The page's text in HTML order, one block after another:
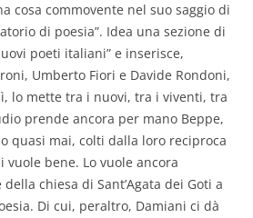
cosa commovente nel suo saggio di
di poesia”. Idea una sezione di
poeti italiani” e inserisce,
Umberto Fiori e Davide Rondoni,
lo mette tra i nuovi, tra i viventi, tra
prende ancora per mano Beppe,
quasi mai, colti dalla loro reciproca
vuole bene. Lo vuole ancora
chiesa di Sant’Agata dei Goti a
Di cui, peraltro, Damiani ci dà